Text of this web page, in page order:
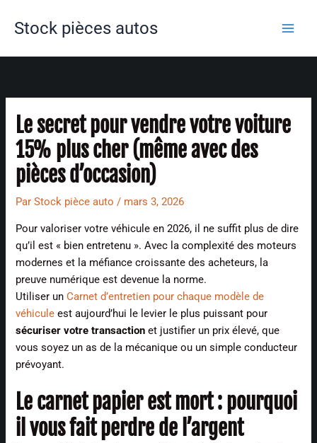
Stock pièces autos
Le secret pour vendre votre voiture
15% plus cher (même avec des
pièces d’occasion)
ParStock pièce auto/ mars 3, 2026
Pour valoriser votre véhicule en 2026, il ne suffit plus de dire
qu’il est « bien entretenu ». Avec la complexité des moteurs
modernes et la méfiance croissante des acheteurs, la
preuve numérique est devenue la norme.
Utiliser unCarnet d’entretien pour chaque modèle de
véhicule est aujourd’hui le levier le plus puissant pour
sécuriser votre transaction et justifier un prix élevé, que
vous soyez un as de la mécanique ou un simple conducteur
prévoyant.
Le carnet papier est mort : pourquoi
il vous fait perdre de l’argent